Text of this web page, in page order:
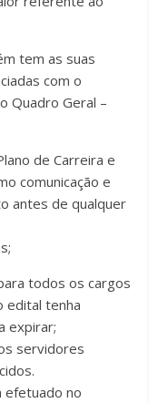
tem as suas
com o
Quadro Geral –
de Carreira e
comunicação e
antes de qualquer
todos os cargos
edital tenha
expirar;
servidores
efetuado no